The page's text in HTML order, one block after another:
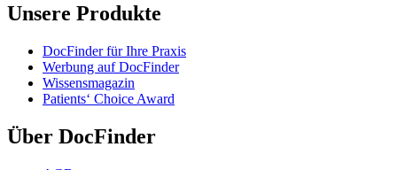
Unsere Produkte
DocFinder für Ihre Praxis
Werbung auf DocFinder
Wissensmagazin
Patients‘ Choice Award
Über DocFinder